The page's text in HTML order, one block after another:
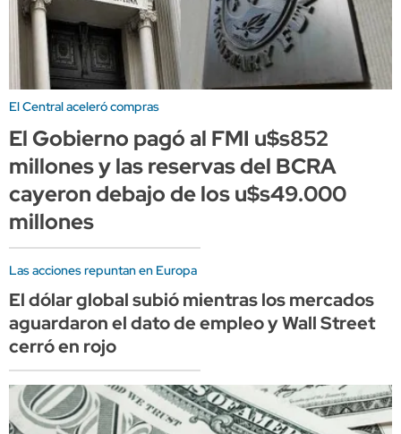
El Central aceleró compras
El Gobierno pagó al FMI u$s852
millones y las reservas del BCRA
cayeron debajo de los u$s49.000
millones
Las acciones repuntan en Europa
El dólar global subió mientras los mercados
aguardaron el dato de empleo y Wall Street
cerró en rojo